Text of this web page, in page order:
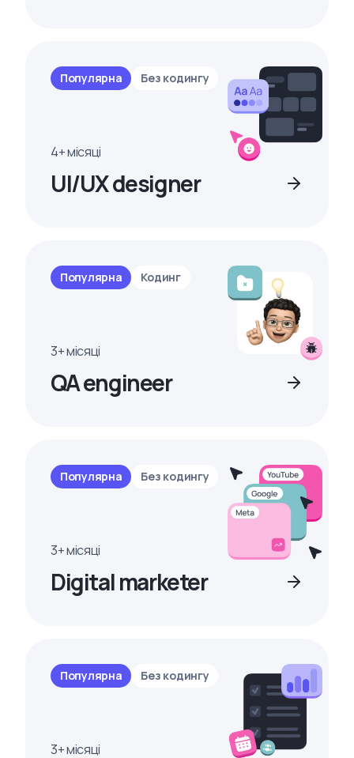
Популярна Без кодингу
4+ місяці
UI/UX designer
Популярна Кодинг
3+ місяці
QA engineer
Популярна Без кодингу
3+ місяці
Digital marketer
Популярна Без кодингу
3+ місяці